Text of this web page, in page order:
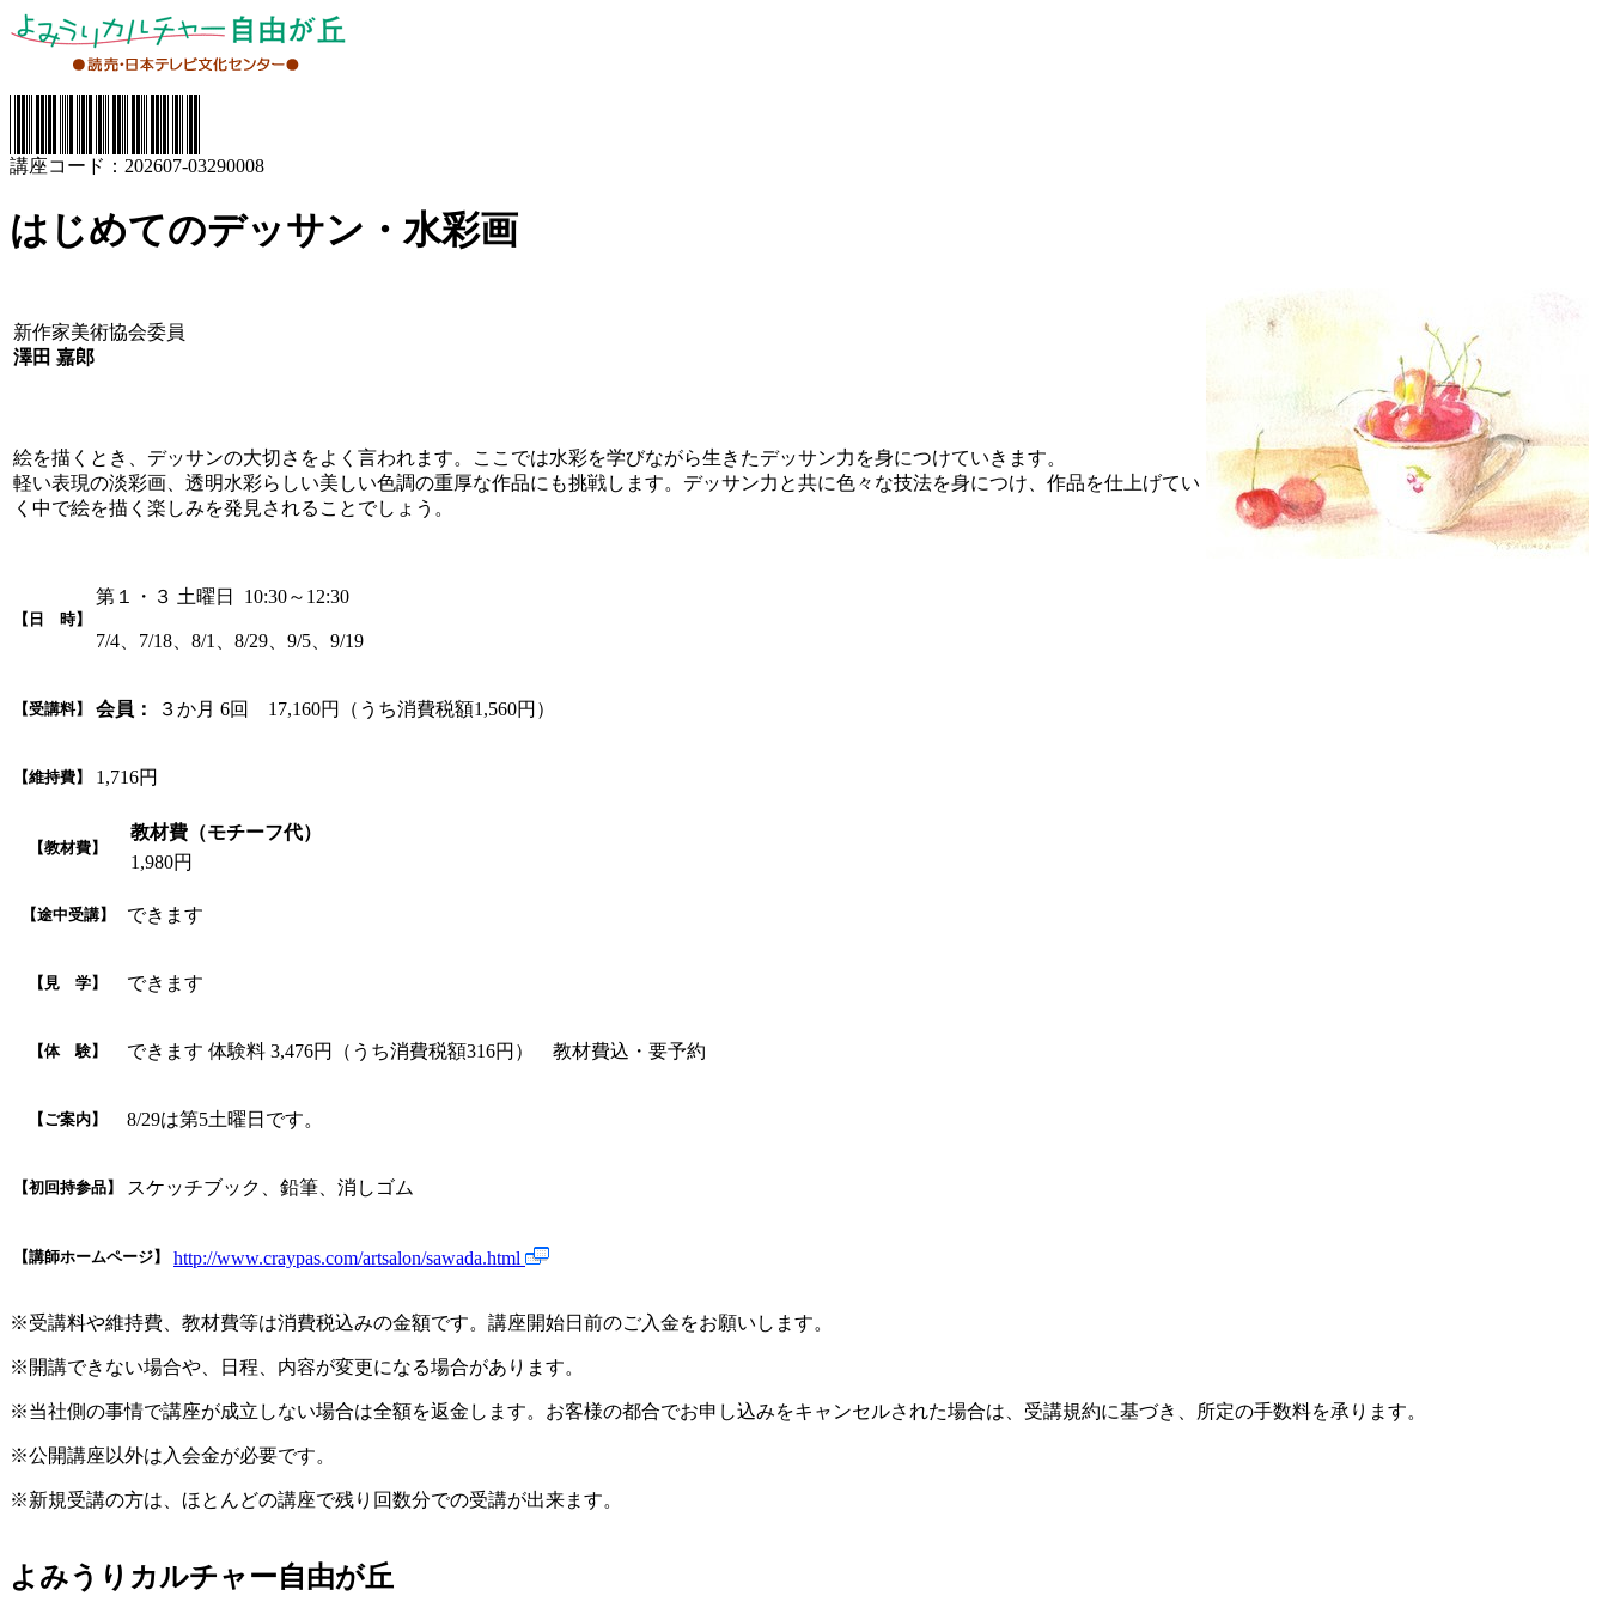
講座コード：202607-03290008
はじめてのデッサン・水彩画
新作家美術協会委員
澤田 嘉郎
絵を描くとき、デッサンの大切さをよく言われます。ここでは水彩を学びながら生きたデッサン力を身につけていきます。
軽い表現の淡彩画、透明水彩らしい美しい色調の重厚な作品にも挑戦します。デッサン力と共に色々な技法を身につけ、作品を仕上げてい
く中で絵を描く楽しみを発見されることでしょう。
【日 時】
第１・３ 土曜日 10:30～12:30
7/4、7/18、8/1、8/29、9/5、9/19
【受講料】 会員： ３か月 6回 17,160円（うち消費税額1,560円）
【維持費】 1,716円
【教材費】
教材費（モチーフ代）
1,980円
【途中受講】 できます
【見 学】 できます
【体 験】 できます 体験料 3,476円（うち消費税額316円） 教材費込・要予約
【ご案内】 8/29は第5土曜日です。
【初回持参品】 スケッチブック、鉛筆、消しゴム
【講師ホームページ】 http://www.craypas.com/artsalon/sawada.html
※受講料や維持費、教材費等は消費税込みの金額です。講座開始日前のご入金をお願いします。
※開講できない場合や、日程、内容が変更になる場合があります。
※当社側の事情で講座が成立しない場合は全額を返金します。お客様の都合でお申し込みをキャンセルされた場合は、受講規約に基づき、所定の手数料を承ります。
※公開講座以外は入会金が必要です。
※新規受講の方は、ほとんどの講座で残り回数分での受講が出来ます。
よみうりカルチャー自由が丘